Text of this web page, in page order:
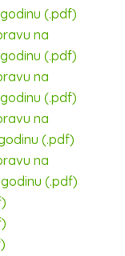
(.pdf)
na
(.pdf)
na
(.pdf)
na
(.pdf)
na
(.pdf)